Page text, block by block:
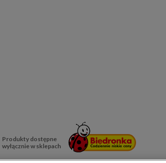
Produkty dostępne
wyłącznie w sklepach